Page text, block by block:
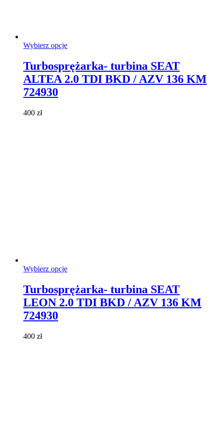
Wybierz opcjeTen
wiele
wariantów.
Turbosprężarka- turbina SEAT
ALTEA 2.0 TDI BKD / AZV 136 KM
724930
400 zł
Wybierz opcjeTen
wiele
wariantów.
Turbosprężarka- turbina SEAT
LEON 2.0 TDI BKD / AZV 136 KM
724930
400 zł